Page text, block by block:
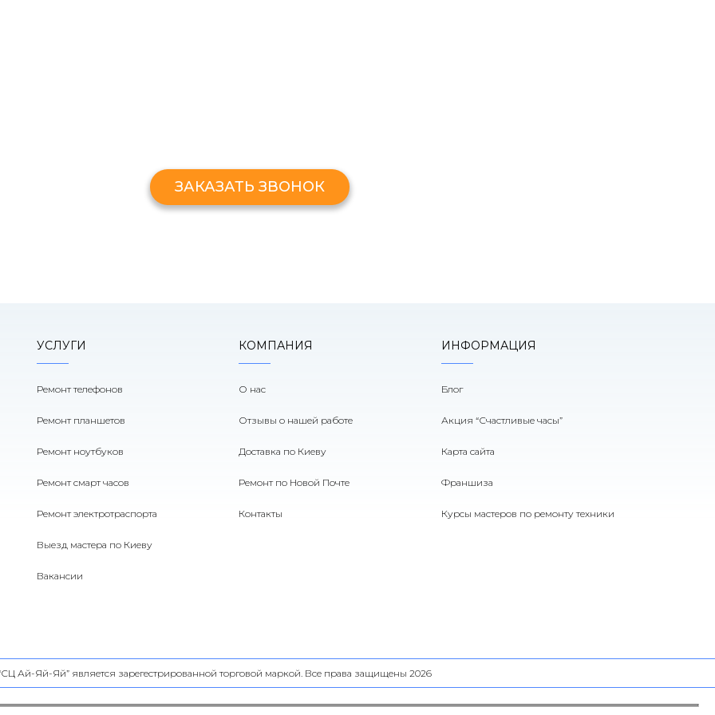
ЗАКАЗАТЬ ЗВОНОК
УСЛУГИ
Ремонт телефонов
Ремонт планшетов
Ремонт ноутбуков
Ремонт смарт часов
Ремонт электротраспорта
Выезд мастера по Киеву
Вакансии
КОМПАНИЯ
О нас
Отзывы о нашей работе
Доставка по Киеву
Ремонт по Новой Почте
Контакты
ИНФОРМАЦИЯ
Блог
Акция “Счастливые часы”
Карта сайта
Франшиза
Курсы мастеров по ремонту техники
Ай-Яй-Яй” является зарегестрированной торговой маркой. Все права защищены 2026